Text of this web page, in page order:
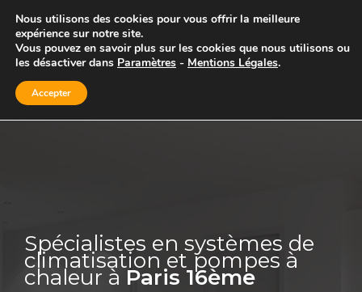
contenu
Spécialistes en systèmes de
climatisation et pompes à
chaleur à Paris 16ème
Nous utilisons des cookies pour vous offrir la meilleure
expérience sur notre site.
Vous pouvez en savoir plus sur les cookies que nous utilisons ou
les désactiver dans Paramètres - Mentions Légales.
Accepter